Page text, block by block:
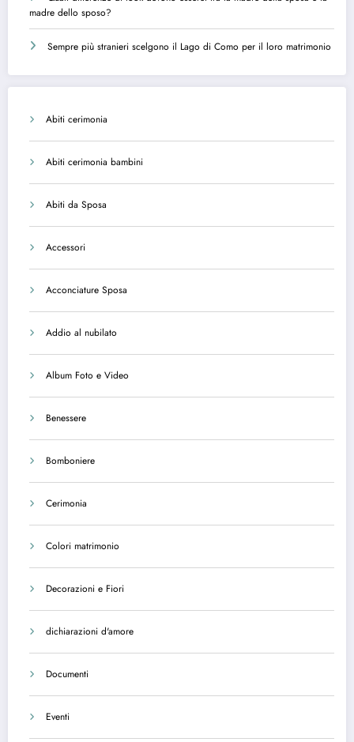
madre dello sposo?
Sempre più stranieri scelgono il Lago di Como per il loro matrimonio
Abiti cerimonia
Abiti cerimonia bambini
Abiti da Sposa
Accessori
Acconciature Sposa
Addio al nubilato
Album Foto e Video
Benessere
Bomboniere
Cerimonia
Colori matrimonio
Decorazioni e Fiori
dichiarazioni d'amore
Documenti
Eventi